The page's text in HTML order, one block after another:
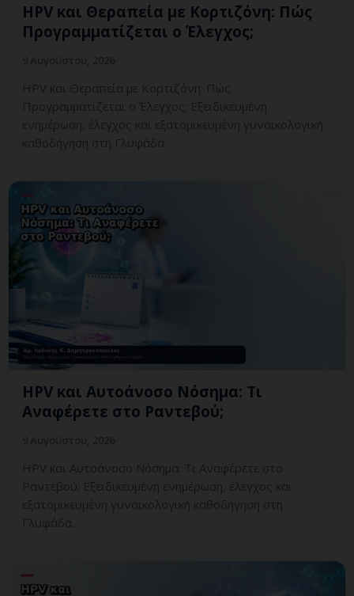
HPV και Θεραπεία με Κορτιζόνη: Πώς
Προγραμματίζεται ο Έλεγχος;
HPV και Θεραπεία με Κορτιζόνη: Πώς
Προγραμματίζεται ο Έλεγχος; Εξειδικευμένη
ενημέρωση, έλεγχος και εξατομικευμένη γυναικολογική
καθοδήγηση στη Γλυφάδα.
HPV και Αυτοάνοσο Νόσημα: Τι
Αναφέρετε στο Ραντεβού;
HPV και Αυτοάνοσο Νόσημα: Τι Αναφέρετε στο
Ραντεβού; Εξειδικευμένη ενημέρωση, έλεγχος και
εξατομικευμένη γυναικολογική καθοδήγηση στη
Γλυφάδα.